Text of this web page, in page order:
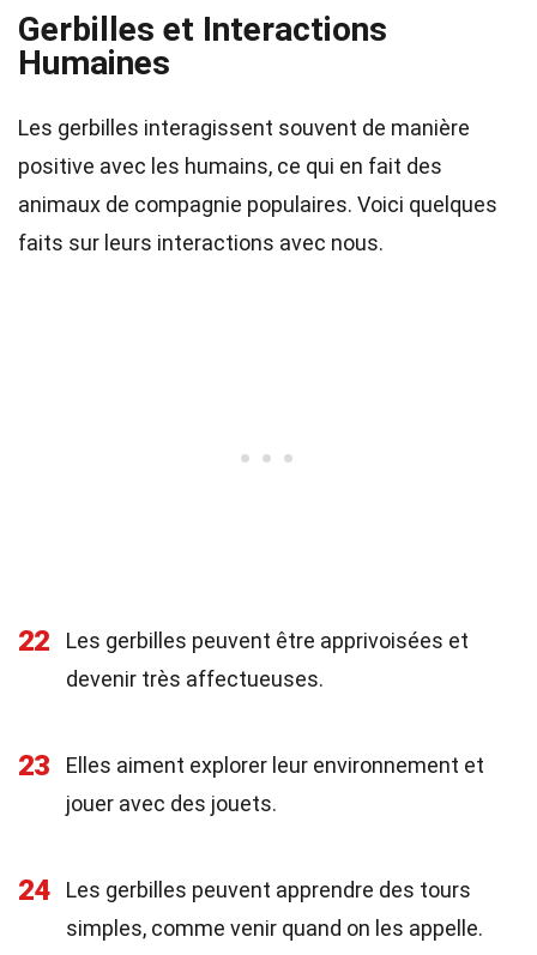
Gerbilles et Interactions
Humaines
Les gerbilles interagissent souvent de manière
positive avec les humains, ce qui en fait des
animaux de compagnie populaires. Voici quelques
faits sur leurs interactions avec nous.
22
Les gerbilles peuvent être apprivoisées et
devenir très affectueuses.
23
Elles aiment explorer leur environnement et
jouer avec des jouets.
24
Les gerbilles peuvent apprendre des tours
simples, comme venir quand on les appelle.